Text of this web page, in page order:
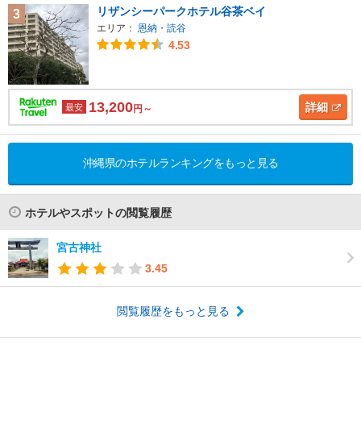
3 リザンシーパークホテル谷茶ベイ
エリア： 恩納・読谷
4.53
最安 13,200円～ 詳細
沖縄県のホテルランキングをもっと見る
ホテルやスポットの閲覧履歴
宮古神社
3.45
閲覧履歴をもっと見る